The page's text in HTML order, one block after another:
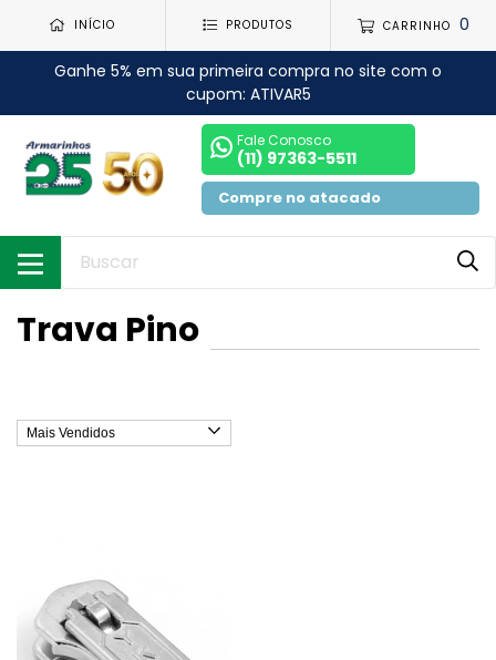
INÍCIO PRODUTOS CARRINHO 0
Ganhe 5% em sua primeira compra no site com o
cupom: ATIVAR5
Fale Conosco
(11) 97363-5511
Compre no atacado
Trava Pino